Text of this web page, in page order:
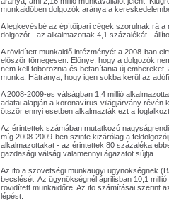
munkaidőben dolgozók aránya a
A legkevésbé az építőipari cégek szorulnak rá
dolgozót - az alkalmazottak 4,1 százalékát -
A rövidített munkaidő intézményét a 2008-ban
először tömegesen. Előnye, hogy a dolgozók
nem kell toboroznia és betanítania új
munka. Hátránya, hogy igen sokba kerül az
A 2008-2009-es válságban 1,4 millió
adatai alapján a koronavírus-világjárvány révén
ötször ennyi esetben alkalmazták ezt a
Az érintettek számában mutatkozó
míg 2008-2009-ben szinte kizárólag a
alkalmazottakat - az érintettek 80 százaléka
gazdasági válság valamennyi ágazatot sújtja.
Az ifo a szövetségi munkaügyi ügynökségnek
becslését. Az ügynökségnél áprilisban 10,1
rövidített munkaidőre. Az ifo számításai szerint
lépést.